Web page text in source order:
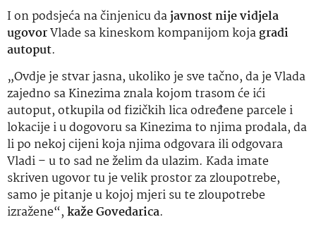
I on podsjeća na činjenicu dajavnost nije vidjela
ugovorVlade sa kineskom kompanijom kojagradi
autoput.
„Ovdje je stvar jasna, ukoliko je sve tačno, da je Vlada
zajedno sa Kinezima znala kojom trasom će ići
autoput, otkupila od fizičkih lica određene parcele i
lokacije i u dogovoru sa Kinezima to njima prodala, da
li po nekoj cijeni koja njima odgovara ili odgovara
Vladi – u to sad ne želim da ulazim. Kada imate
skriven ugovor tu je velik prostor za zloupotrebe,
samo je pitanje u kojoj mjeri su te zloupotrebe
izražene“,kaže Govedarica.